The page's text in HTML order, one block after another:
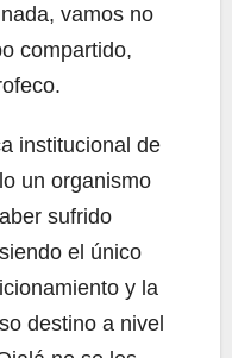
vamos no
compartido,
institucional de
un organismo
sufrido
el único
y la
destino a nivel